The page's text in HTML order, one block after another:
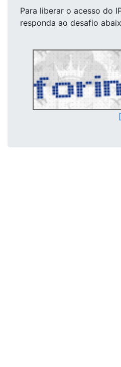
Para liberar o acesso do
responda ao desafio